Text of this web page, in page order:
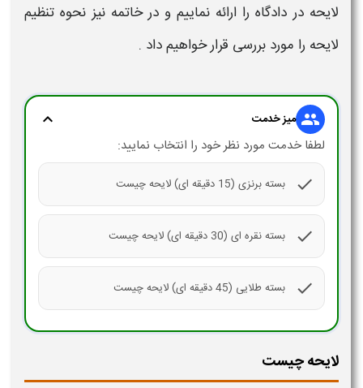
لایحه در دادگاه را ارائه نماییم و در خاتمه نیز نحوه تنظیم
لایحه را مورد بررسی قرار خواهیم داد .
group میز خدمت expand_more
لطفا خدمت مورد نظر خود را انتخاب نمایید:
check بسته برنزی (15 دقیقه ای) لایحه چیست
check بسته نقره ای (30 دقیقه ای) لایحه چیست
check بسته طلایی (45 دقیقه ای) لایحه چیست
لایحه چیست